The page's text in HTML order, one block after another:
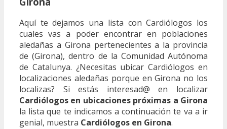
Aquí te dejamos una lista con Cardiólogos los
cuales vas a poder encontrar en poblaciones
aledañas a Girona pertenecientes a la provincia
de (Girona), dentro de la Comunidad Autónoma
de Catalunya. ¿Necesitas ubicar Cardiólogos en
localizaciones aledañas porque en Girona no los
localizas? Si estás interesad@ en localizar
Cardiólogos en ubicaciones próximas a Girona
la lista que te indicamos a continuación te va a ir
genial, muestra Cardiólogos en Girona.